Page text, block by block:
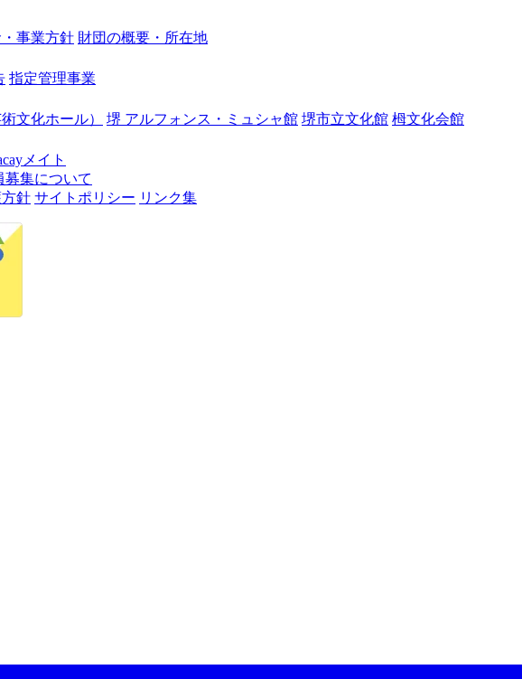
事業方針 財団の概要・所在地
指定管理事業
文化ホール） 堺 アルフォンス・ミュシャ館 堺市立文化館 栂文化会館
メイト
募集について
針 サイトポリシー リンク集